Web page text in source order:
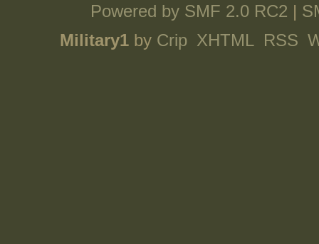
Powered by SMF 2.0 RC2 |
Military1by Crip XHTML RSS